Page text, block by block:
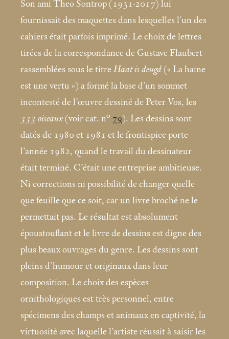
Son ami Theo Sontrop (1931-2017) lui
fournissait des maquettes dans lesquelles l’un des
cahiers était parfois imprimé. Le choix de lettres
tirées de la correspondance de Gustave Flaubert
rassemblées sous le titre Haat is deugd (« La haine
est une vertu ») a formé la base d’un sommet
incontesté de l’œuvre dessiné de Peter Vos, les
333 oiseaux (voir cat. n° 79). Les dessins sont
datés de 1980 et 1981 et le frontispice porte
l’année 1982, quand le travail du dessinateur
était terminé. C’était une entreprise ambitieuse.
Ni corrections ni possibilité de changer quelle
que feuille que ce soit, car un livre broché ne le
permettait pas. Le résultat est absolument
époustouflant et le livre de dessins est digne des
plus beaux ouvrages du genre. Les dessins sont
pleins d’humour et originaux dans leur
composition. Le choix des espèces
ornithologiques est très personnel, entre
spécimens des champs et animaux en captivité, la
virtuosité avec laquelle l’artiste réussit à saisir les